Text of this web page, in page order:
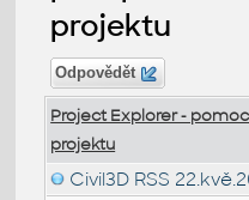
projektu
Odpovědět
Project Explorer -
projektu
Civil3D RSS